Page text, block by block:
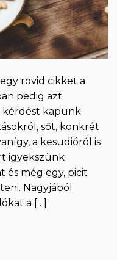
rövid cikket a
pedig azt
kérdést kapunk
sőt, konkrét
a kesudióról is
igyekszünk
és még egy, picit
Nagyjából
a […]